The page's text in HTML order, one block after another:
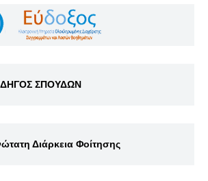
ΣΠΟΥΔΩΝ
Διάρκεια Φοίτησης